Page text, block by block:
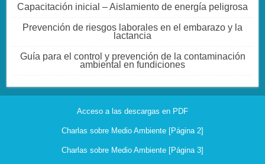
Capacitación inicial – Aislamiento de energía peligrosa
Prevención de riesgos laborales en el embarazo y la
lactancia
Guía para el control y prevención de la contaminación
ambiental en fundiciones
Acceso a las descargas en PDF
Charlas sobre Medio Ambiente [Página 2]
Charlas sobre Medio Ambiente [Página 3]